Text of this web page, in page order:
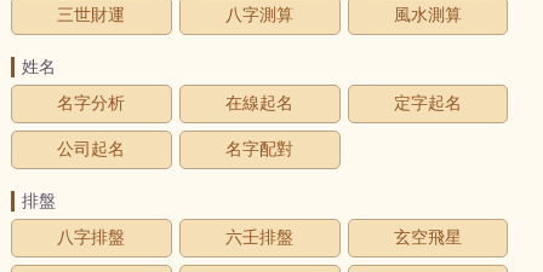
三世財運 八字測算 風水測算
姓名
名字分析
在線起名 定字起名
公司起名 名字配對
排盤
八字排盤
六壬排盤 玄空飛星